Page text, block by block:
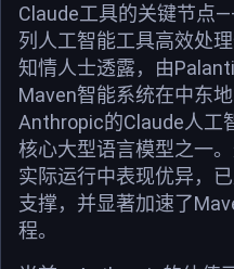
Claude工具的关键节点
列人工智能工具高效处
知情人士透露，由
Maven智能系统在中东
Anthropic的Claude人工
核心大型语言模型之一
实际运行中表现优异，
支撑，并显著加速了
程。